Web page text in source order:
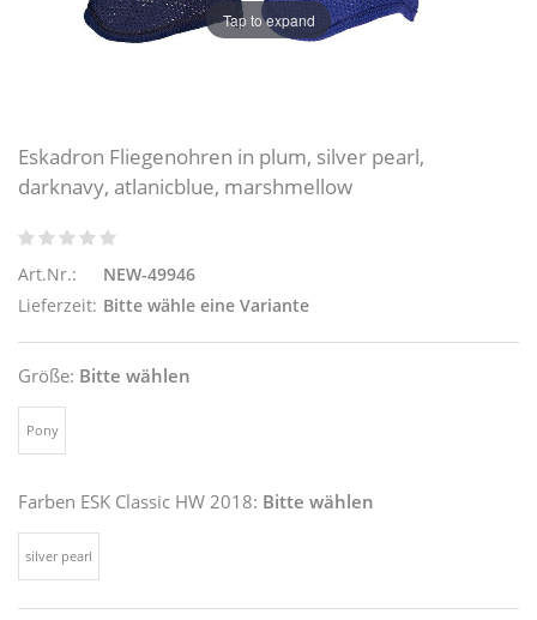
Tap to expand
Eskadron Fliegenohren in plum, silver pearl,
darknavy, atlanicblue, marshmellow
Art.Nr.:
NEW-49946
Lieferzeit: Bitte wähle eine Variante
Größe: Bitte wählen
Pony
Farben ESK Classic HW 2018: Bitte wählen
silver pearl